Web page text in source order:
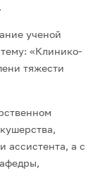
ученой
«Клинико-
тяжести
ассистента, а с